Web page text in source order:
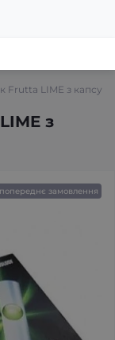
Frutta LIME з
з
попереднє замовлення